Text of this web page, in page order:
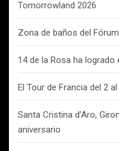
Tomorrowland 2026
Zona de baños del Fórum
14 de la Rosa ha logrado
El Tour de Francia del 2
Santa Cristina d’Aro,
aniversario